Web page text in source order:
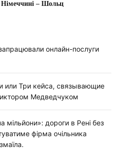
– Шольц
онлайн-послуги
или Три кейса, связывающие
Медведчуком
мільйони»: дороги в Рені без
фірма очільника